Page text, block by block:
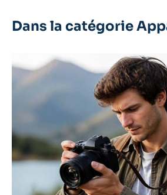
Dans la catégorie